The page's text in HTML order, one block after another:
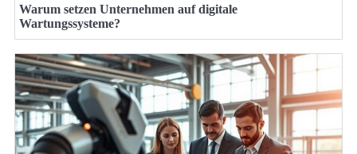
Warum setzen Unternehmen auf digitale
Wartungssysteme?